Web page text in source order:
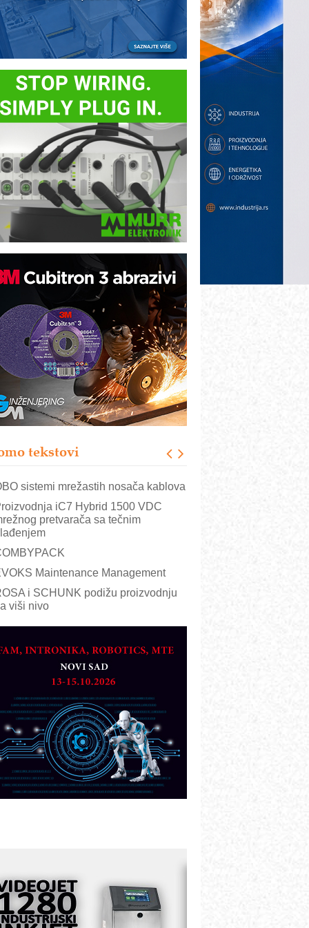
tekstovi
Potpuna efikasnost bez složenih
sistema
oznaka kao dugoročna korist
na prvom mestu!
IB BLUMENAUER - više od 40 godina
poverenja u industriji
TITAN ADVANCED INDICATOR
Pametna signalizacija za efikasnije
Crysta-Apex V PLUS: Nova
sistemi mrežastih nosača kablova
iC7 Hybrid 1500 VDC
pretvarača sa tečnim
Maintenance Management
i SCHUNK podižu proizvodnju
viši nivo
različitih oblika
- Lim i mašine za savremena
rešenja
Marcom-plast d.o.o.- vaš pouzdan
- Prilagodite svoju toplinsku
obradu!
asortimanskog pravca MINI-
AKYTEC
Svetski standard metrologije
dostupan u Srbiji
stezanje i brzo
podešavanje u proizvodnji prototipova
KOP – napredna rešenja za